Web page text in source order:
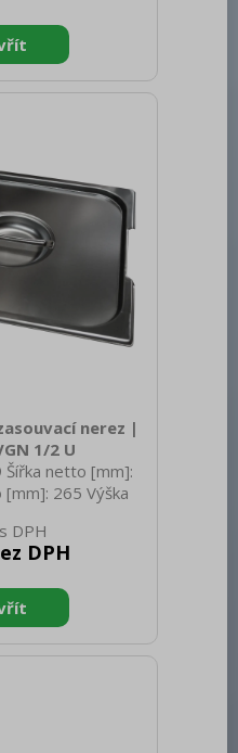
Ne Úchyty: Ne
Nerezové Velikost
GN 1/2 Otvor
nerez |
1/2 U
Šířka netto [mm]:
265 Výška
550 Hloubka
brutto [mm]:
Ne Úchyty: Ano
Nerezové Velikost
GN 1/2 Otvor
DPH